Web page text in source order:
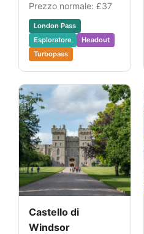
Prezzo normale: £37
London Pass
Esploratore
Headout
Turbopass
Castello di
Windsor